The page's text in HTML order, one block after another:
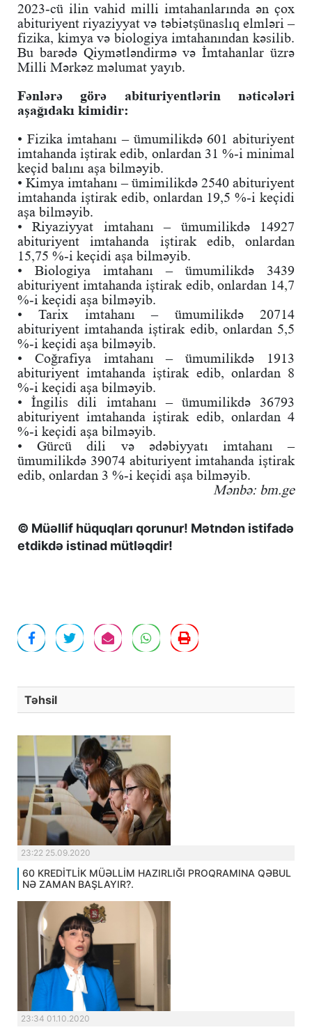
2023-cü ilin vahid milli imtahanlarında ən çox
abituriyent riyaziyyat və təbiətşünaslıq elmləri –
fizika, kimya və biologiya imtahanından kəsilib.
Bu barədə Qiymətləndirmə və İmtahanlar üzrə
Milli Mərkəz məlumat yayıb.
Fənlərə görə abituriyentlərin nəticələri
aşağıdakı kimidir:
• Fizika imtahanı – ümumilikdə 601 abituriyent
imtahanda iştirak edib, onlardan 31 %-i minimal
keçid balını aşa bilməyib.
• Kimya imtahanı – ümimilikdə 2540 abituriyent
imtahanda iştirak edib, onlardan 19,5 %-i keçidi
aşa bilməyib.
• Riyaziyyat imtahanı – ümumilikdə 14927
abituriyent imtahanda iştirak edib, onlardan
15,75 %-i keçidi aşa bilməyib.
• Biologiya imtahanı – ümumilikdə 3439
abituriyent imtahanda iştirak edib, onlardan 14,7
%-i keçidi aşa bilməyib.
• Tarix imtahanı – ümumilikdə 20714
abituriyent imtahanda iştirak edib, onlardan 5,5
%-i keçidi aşa bilməyib.
• Coğrafiya imtahanı – ümumilikdə 1913
abituriyent imtahanda iştirak edib, onlardan 8
%-i keçidi aşa bilməyib.
• İngilis dili imtahanı – ümumilikdə 36793
abituriyent imtahanda iştirak edib, onlardan 4
%-i keçidi aşa bilməyib.
• Gürcü dili və ədəbiyyatı imtahanı –
ümumilikdə 39074 abituriyent imtahanda iştirak
edib, onlardan 3 %-i keçidi aşa bilməyib.
Mənbə: bm.ge
© Müəllif hüquqları qorunur! Mətndən istifadə
etdikdə istinad mütləqdir!
Təhsil
23:22 25.09.2020
60 KREDİTLİK MÜƏLLİM HAZIRLIĞI PROQRAMINA QƏBUL
NƏ ZAMAN BAŞLAYIR?.
23:34 01.10.2020